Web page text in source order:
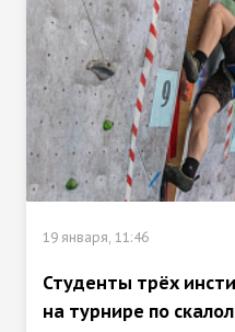
19 января, 11:46
Студенты трёх
на турнире по